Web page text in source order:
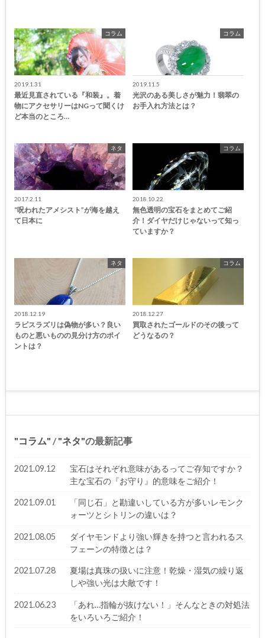
コラム
2019.1.31
最近見直されている『和装』。着
物にアクセサリーはNGって聞くけ
ど本当のところ…
コラム
2019.11.5
光沢のある美しさが魅力！翡翠の
お手入れ方法とは？
ネタ
2017.2.11
“呪われたアメシスト”が海を越え
て日本に
コラム
2018.10.22
無色透明の宝石をまとめてご紹
介！ダイヤだけじゃないって知っ
ていますか？
ネタ
2018.12.19
ラピスラズリは偽物が多い？良い
ものと悪いものの見分け方のポイ
ントは？
コラム
2018.12.27
買取されたゴールドのその後って
どうなるの？
コラム / ネタ の最新記事
2021.09.12
宝石はそれぞれ意味があるってご存知ですか？
主な宝石の『お守り』的意味をご紹介！
2021.09.01
「同じ石」と勘違いしている方が多いレモンク
ォーツとシトリンの違いは？
2021.08.05
ダイヤモンドより強い輝きを持つと言われるス
フェーンの特徴とは？
2021.07.28
夏場は真珠の扱いに注意！乾燥・湿気の繰り返
しや強い光は大敵です！
2021.06.23
「あれ…指輪が抜けない！」そんなときの対処法
をいろいろご紹介！